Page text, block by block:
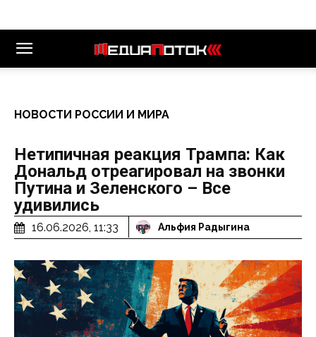
НОВОСТИ РОССИИ И МИРА
Нетипичная реакция Трампа: Как
Дональд отреагировал на звонки
Путина и Зеленского – Все
удивились
16.06.2026, 11:33 Альфия Радыгина